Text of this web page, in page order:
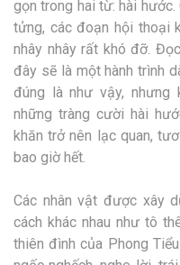
gọn trong hai từ: hài
tửng, các đoạn hội thoại
nhây nhây rất khó đỡ.
đây sẽ là một hành trình
đúng là như vậy, nhưng
những tràng cười hài
khăn trở nên lạc quan,
bao giờ hết.
Các nhân vật được xây
cách khác nhau như tô
thiên đình của Phong